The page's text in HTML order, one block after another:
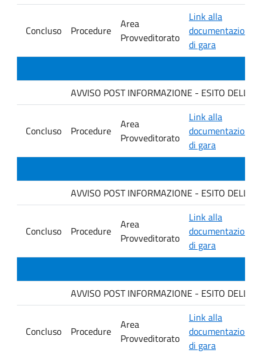
Concluso Procedure
Area
Provveditorato
Link alla
documentazione
di gara
AVVISO POST INFORMAZIONE - ESITO
Concluso Procedure
Area
Provveditorato
Link alla
documentazione
di gara
AVVISO POST INFORMAZIONE - ESITO
Concluso Procedure
Area
Provveditorato
Link alla
documentazione
di gara
AVVISO POST INFORMAZIONE - ESITO
Concluso Procedure
Area
Provveditorato
Link alla
documentazione
di gara